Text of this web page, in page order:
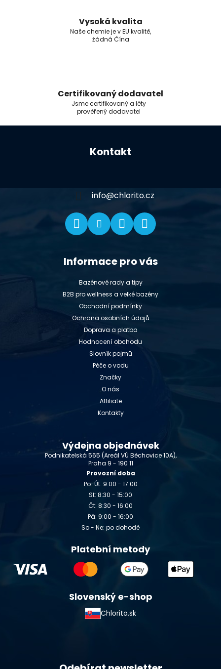
Vysoká kvalita
Naše chemie je v EU kvalitě,
žádná Čína
Certifikovaný dodavatel
Jsme certifikovaný a léty
prověřený dodavatel
Z
Kontakt
info@chlorito.cz
Informace pro vás
Bazénové rady a tipy
B2B pro wellness a velké bazény
Obchodní podmínky
Ochrana osobních údajů
Doprava a platba
Hodnocení obchodu
Slovník pojmů
Péče o vodu
Značky
O nás
Affiliate
Kontakty
Výdejna objednávek
Podnikatelská 565 (Areál VÚ Běchovice 10A),
Praha 9 - 190 11
Provozní doba
Po-Út: 9:00 - 17:00
St: 8:30 - 15:00
Čt: 8:30 - 16:00
Pá: 9:00 - 16:00
So - Ne: po dohodě
Platební metody
Slovenský e-shop
Chlorito.sk